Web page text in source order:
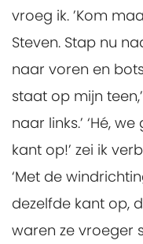
vroeg ik. ’Kom
Steven. Stap nu
naar voren en
staat op mijn
naar links.’ ‘Hé,
kant op!’ zei ik
‘Met de
dezelfde kant op,
waren ze vroeger